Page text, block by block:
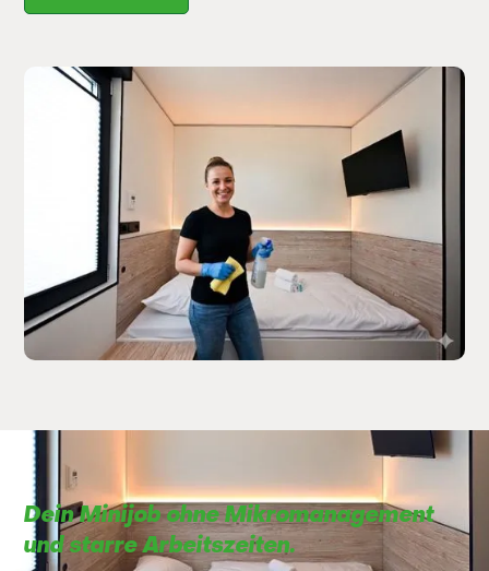
Dein Minijob ohne Mikromanagement
und starre Arbeitszeiten.